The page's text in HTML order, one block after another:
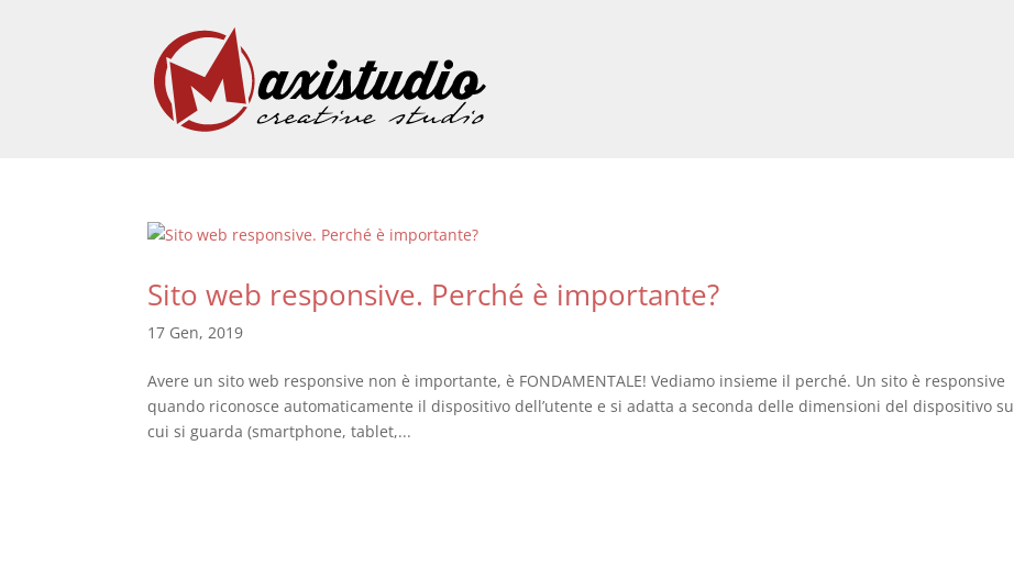
Sito web responsive. Perché è importante?
17 Gen, 2019
Avere un sito web responsive non è importante, è FONDAMENTALE! Vediamo insieme il perché. Un sito è responsive
quando riconosce automaticamente il dispositivo dell’utente e si adatta a seconda delle dimensioni del dispositivo su
cui si guarda (smartphone, tablet,...